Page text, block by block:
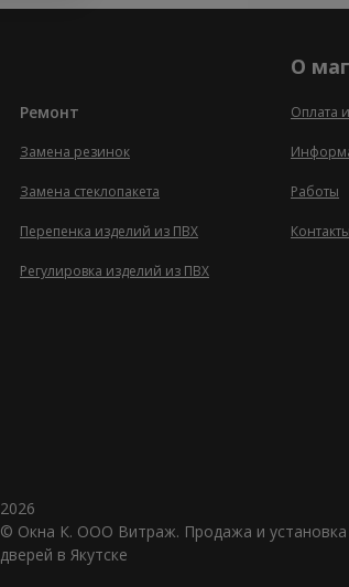
Ремонт
Замена резинок
Замена стеклопакета
Перепенка изделий из ПВХ
Регулировка изделий из ПВХ
О
Оплата
Работы
Контакты
2026
© Окна К. ООО Витраж. Продажа и установка
дверей в Якутске